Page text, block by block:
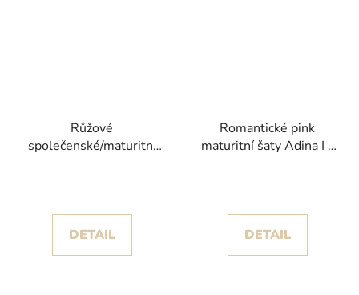
Růžové
společenské/maturitní
DETAIL
Romantické pink
maturitní šaty Adina I s
DETAIL